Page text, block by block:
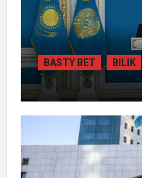
BASTY BET BILİK
ТОҚАЕВ
ЖОБАСЫНЫҢ
ТҮРДЕ БАСТАП